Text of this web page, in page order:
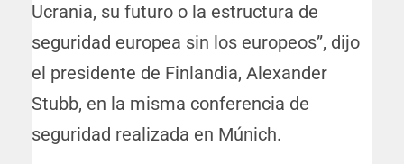
Ucrania, su futuro o la estructura de
seguridad europea sin los europeos”, dijo
el presidente de Finlandia, Alexander
Stubb, en la misma conferencia de
seguridad realizada en Múnich.